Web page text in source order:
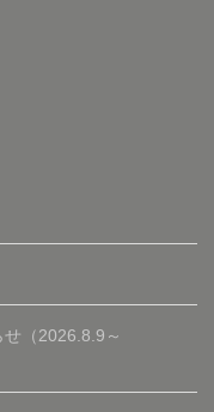
（2026.8.9～